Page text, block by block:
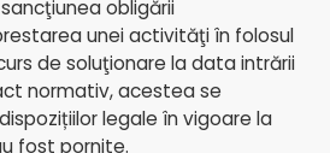
obligării
unei activităţi în folosul
de soluţionare la data intrării
normativ, acestea se
legale în vigoare la
fost pornite.